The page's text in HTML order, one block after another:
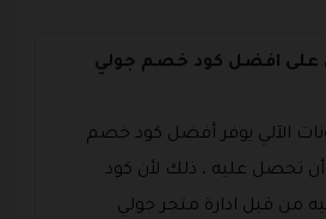
على افضل كود خصم جولي
الآلي يوفر أفضل كود خصم
تحصل عليه ، ذلك لأن كود
من قبل ادارة متجر جولي